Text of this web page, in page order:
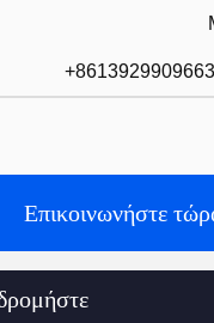
Επικοινωνήστε